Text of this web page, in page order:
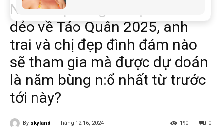
NSND Tự Long hé l:ộ tin s:ố:t
dẻo về Táo Quân 2025, anh
trai và chị đẹp đình đám nào
sẽ tham gia mà được dự doán
là năm bùng n:ổ nhất từ trước
tới này?
By skyland Tháng 12 16, 2024 0
190